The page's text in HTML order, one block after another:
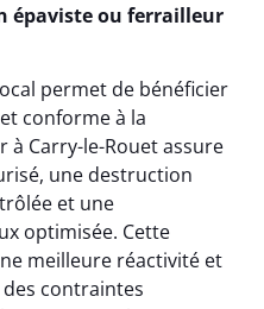
épaviste ou ferrailleur
permet de bénéficier
conforme à la
Carry-le-Rouet assure
une destruction
et une
optimisée. Cette
meilleure réactivité et
contraintes